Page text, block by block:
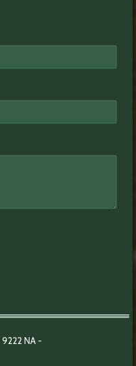
9222 NA -